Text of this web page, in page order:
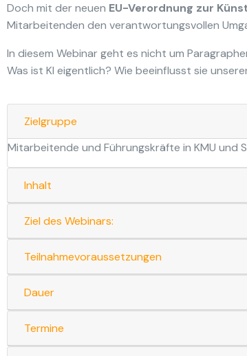
Doch mit der neuen EU-Verordnung zur
Mitarbeitenden den verantwortungsvollen
In diesem Webinar geht es nicht um
Was ist KI eigentlich? Wie beeinflusst sie
Zielgruppe
Mitarbeitende und Führungskräfte in KMU und
Inhalt
Ziel des Webinars:
Teilnahmevoraussetzungen
Dauer
Termine